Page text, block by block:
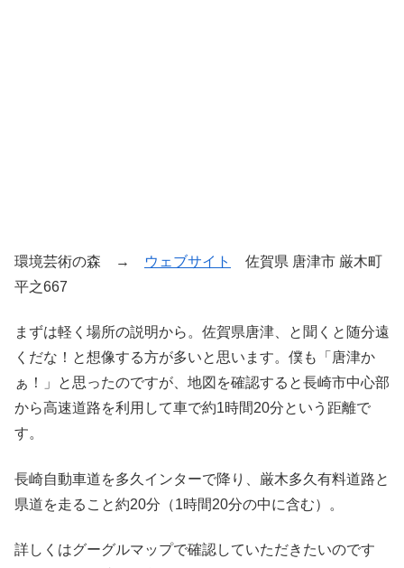
環境芸術の森 → ウェブサイト
佐賀県 唐津市 厳木町
平之667
まずは軽く場所の説明から。佐賀県唐津、と聞くと随分遠
くだな！と想像する方が多いと思います。僕も「唐津か
ぁ！」と思ったのですが、地図を確認すると長崎市中心部
から高速道路を利用して車で約1時間20分という距離で
す。
長崎自動車道を多久インターで降り、厳木多久有料道路と
県道を走ること約20分（1時間20分の中に含む）。
詳しくはグーグルマップで確認していただきたいのです